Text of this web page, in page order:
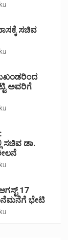
ಸಚಿವ
ಅವರಿಗೆ
ಸಚಿವ ಡಾ.
17
ಭೇಟಿ